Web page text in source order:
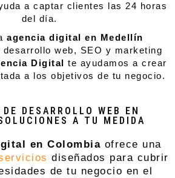
a captar clientes las 24 horas
del día.
agencia digital en Medellín
desarrollo web, SEO y marketing
Digital te ayudamos a crear
a los objetivos de tu negocio.
DESARROLLO WEB EN
A TU MEDIDA
en Colombia ofrece una
diseñados para cubrir
de tu negocio en el